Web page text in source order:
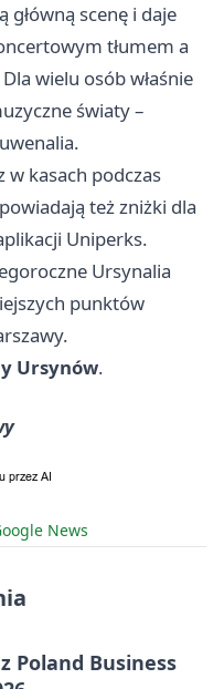
główną scenę i daje
tłumem a
wielu osób właśnie
światy –
kasach podczas
też zniżki dla
Uniperks.
Ursynalia
punktów
Ursynów.
News
Poland Business